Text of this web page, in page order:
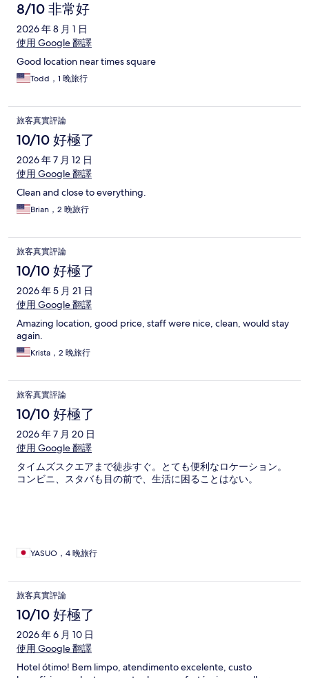
8/10 非常好
2026 年 8 月 1 日
使用 Google 翻譯
Good location near times square
Todd，1 晚旅行
旅客真實評論
10/10 好極了
2026 年 7 月 12 日
使用 Google 翻譯
Clean and close to everything.
Brian，2 晚旅行
旅客真實評論
10/10 好極了
2026 年 5 月 21 日
使用 Google 翻譯
Amazing location, good price, staff were nice, clean, would stay
again.
Krista，2 晚旅行
旅客真實評論
10/10 好極了
2026 年 7 月 20 日
使用 Google 翻譯
タイムズスクエアまで徒歩すぐ。とても便利なロケーション。
コンビニ、スタバも目の前で、生活に困ることはない。
YASUO，4 晚旅行
旅客真實評論
10/10 好極了
2026 年 6 月 10 日
使用 Google 翻譯
Hotel ótimo! Bem limpo, atendimento excelente, custo